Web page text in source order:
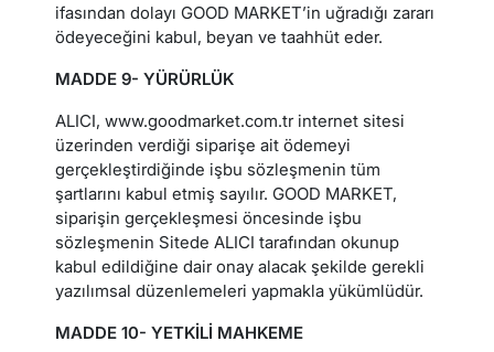
ifasından dolayı GOOD MARKET’in uğradığı zararı
ödeyeceğini kabul, beyan ve taahhüt eder.
MADDE 9- YÜRÜRLÜK
ALICI, www.goodmarket.com.tr internet sitesi
üzerinden verdiği siparişe ait ödemeyi
gerçekleştirdiğinde işbu sözleşmenin tüm
şartlarını kabul etmiş sayılır. GOOD MARKET,
siparişin gerçekleşmesi öncesinde işbu
sözleşmenin Sitede ALICI tarafından okunup
kabul edildiğine dair onay alacak şekilde gerekli
yazılımsal düzenlemeleri yapmakla yükümlüdür.
MADDE 10- YETKİLİ MAHKEME